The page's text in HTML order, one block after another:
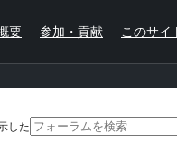
要 参加・貢献 このサイ
した検